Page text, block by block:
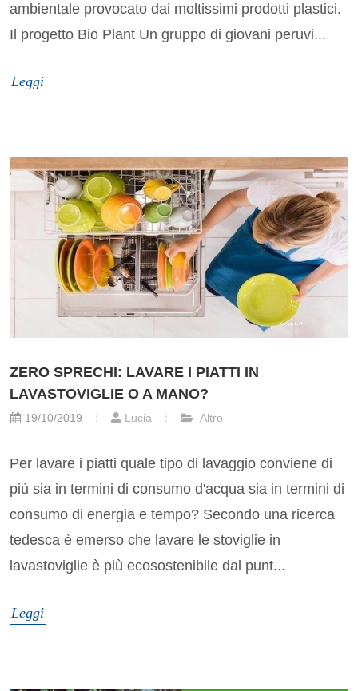
ambientale provocato dai moltissimi prodotti plastici.
Il progetto Bio Plant Un gruppo di giovani peruvi...
Leggi
ZERO SPRECHI: LAVARE I PIATTI IN
LAVASTOVIGLIE O A MANO?
19/10/2019 Lucia Altro
Per lavare i piatti quale tipo di lavaggio conviene di
più sia in termini di consumo d'acqua sia in termini di
consumo di energia e tempo? Secondo una ricerca
tedesca è emerso che lavare le stoviglie in
lavastoviglie è più ecosostenibile dal punt...
Leggi